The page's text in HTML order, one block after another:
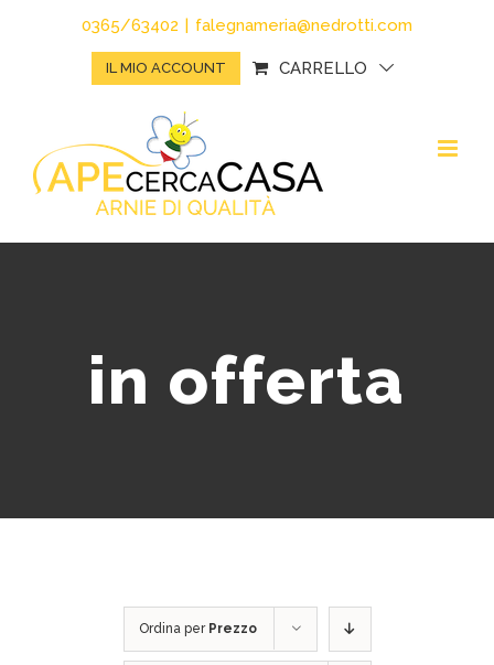
0365/63402 | falegnameria@nedrotti.com
IL MIO ACCOUNT CARRELLO
in offerta
Ordina per Prezzo